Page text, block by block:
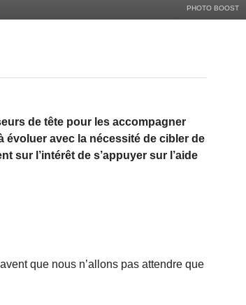
PHOTO BOOST
de tête pour les accompagner
avec la nécessité de cibler de
sur l’intérêt de s’appuyer sur l’aide
que nous n’allons pas attendre que